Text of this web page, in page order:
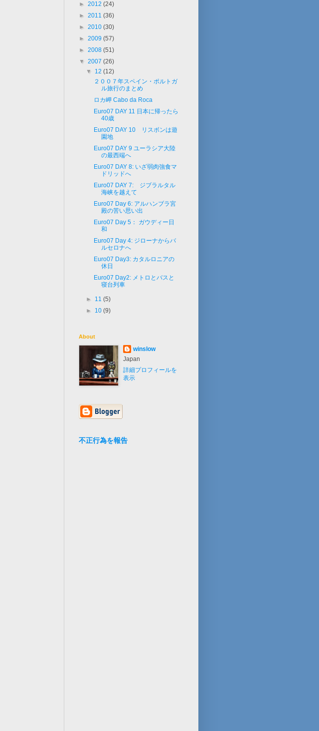
► 2012 (24)
► 2011 (36)
► 2010 (30)
► 2009 (57)
► 2008 (51)
▼ 2007 (26)
▼ 12(12)
２００７年スペイン・ポルトガ
ル旅行のまとめ
ロカ岬 Cabo da Roca
Euro07 DAY 11 日本に帰ったら
40歳
Euro07 DAY 10 リスボンは遊
園地
Euro07 DAY 9 ユーラシア大陸
の最西端へ
Euro07 DAY 8: いざ弱肉強食マ
ドリッドへ
Euro07 DAY 7: ジブラルタル
海峡を越えて
Euro07 Day 6: アルハンブラ宮
殿の苦い思い出
Euro07 Day 5： ガウディー日
和
Euro07 Day 4: ジローナからバ
ルセロナへ
Euro07 Day3: カタルロニアの
休日
Euro07 Day2: メトロとバスと
寝台列車
► 11(5)
► 10(9)
About
winslow
Japan
詳細プロフィールを
表示
不正行為を報告